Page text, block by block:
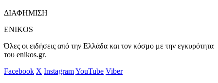
ΔΙΑΦΗΜΙΣΗ
ENIKOS
Όλες οι ειδήσεις από την Ελλάδα και τον κόσμο με την εγκυρότητα
του enikos.gr.
Facebook X InstagramYouTube Viber